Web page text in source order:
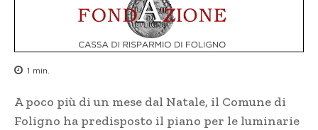
1 min.
A poco più di un mese dal Natale, il Comune di
Foligno ha predisposto il piano per le luminarie